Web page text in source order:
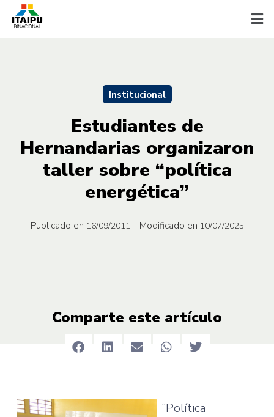
Institucional
Estudiantes de
Hernandarias organizaron
taller sobre “política
energética”
Publicado en 16/09/2011 | Modificado en 10/07/2025
Comparte este artículo
“Política